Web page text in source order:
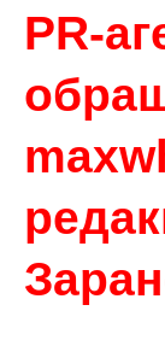
PR-